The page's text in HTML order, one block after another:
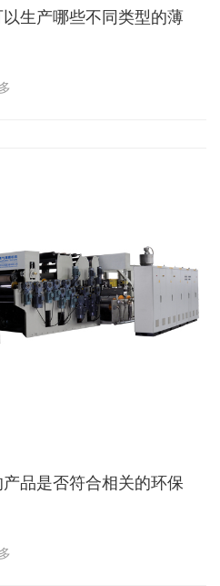
生产哪些不同类型的薄
品是否符合相关的环保